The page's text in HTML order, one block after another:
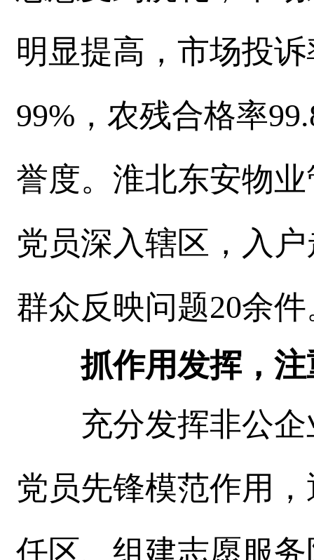
明显提高，市场投
99%，农残合格率
誉度。淮北东安物
党员深入辖区，入
群众反映问题20余件
抓作用发挥，注
充分发挥非公企
党员先锋模范作用
任区、组建志愿服